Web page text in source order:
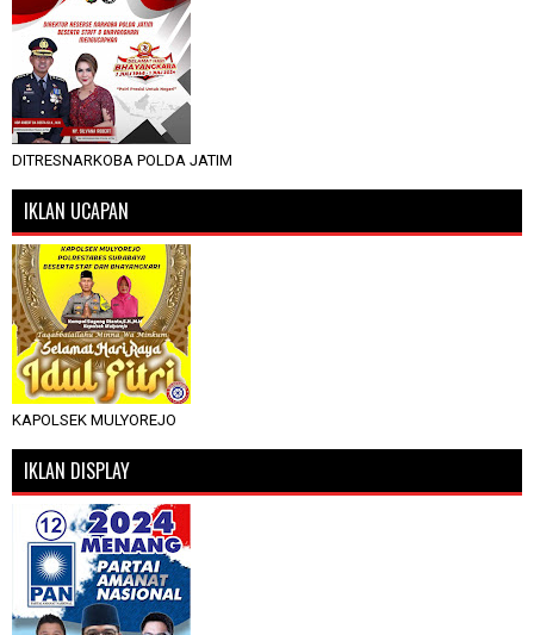
DITRESNARKOBA POLDA JATIM
IKLAN UCAPAN
KAPOLSEK MULYOREJO
IKLAN DISPLAY